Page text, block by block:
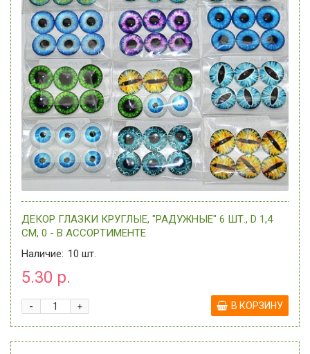
ДЕКОР ГЛАЗКИ КРУГЛЫЕ, "РАДУЖНЫЕ" 6 ШТ., D 1,4
СМ, 0 - В АССОРТИМЕНТЕ
Наличие: 10 шт.
5.30 р.
+
- В КОРЗИНУ